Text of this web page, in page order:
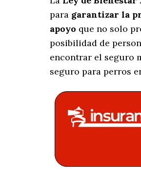
para garantizar la
apoyo que no solo
posibilidad de
encontrar el seguro
seguro para perros